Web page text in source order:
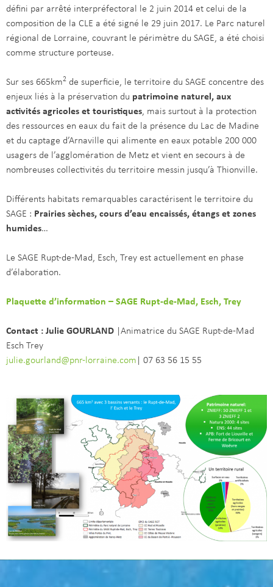
défini par arrêté interpréfectoral le 2 juin 2014 et celui de la
composition de la CLE a été signé le 29 juin 2017. Le Parc naturel
régional de Lorraine, couvrant le périmètre du SAGE, a été choisi
comme structure porteuse.
Sur ses 665km2 de superficie, le territoire du SAGE concentre des
enjeux liés à la préservation du patrimoine naturel, aux
activités agricoles et touristiques, mais surtout à la protection
des ressources en eaux du fait de la présence du Lac de Madine
et du captage d’Arnaville qui alimente en eaux potable 200 000
usagers de l’agglomération de Metz et vient en secours à de
nombreuses collectivités du territoire messin jusqu’à Thionville.
Différents habitats remarquables caractérisent le territoire du
SAGE : Prairies sèches, cours d’eau encaissés, étangs et zones
humides…
Le SAGE Rupt-de-Mad, Esch, Trey est actuellement en phase
d’élaboration.
Plaquette d’information – SAGE Rupt-de-Mad, Esch, Trey
Contact : Julie GOURLAND |Animatrice du SAGE Rupt-de-Mad
Esch Trey
julie.gourland@pnr-lorraine.com | 07 63 56 15 55